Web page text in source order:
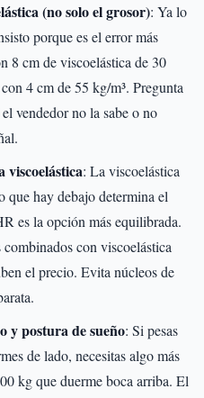
(no solo el grosor): Ya lo
porque es el error más
8 cm de viscoelástica de 30
4 cm de 55 kg/m³. Pregunta
vendedor no la sabe o no
viscoelástica: La viscoelástica
que hay debajo determina el
es la opción más equilibrada.
con viscoelástica
el precio. Evita núcleos de
y postura de sueño: Si pesas
de lado, necesitas algo más
kg que duerme boca arriba. El